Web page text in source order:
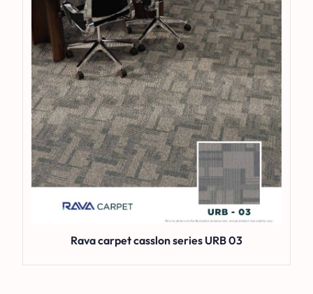
Rava carpet casslon series URB 03